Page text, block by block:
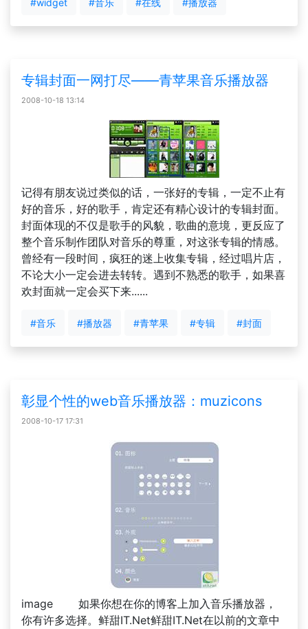
#widget #音乐 #在线 #播放器
专辑封面一网打尽——青苹果音乐播放器
2008-10-18 13:14
记得有朋友说过类似的话，一张好的专辑，一定不止有
好的音乐，好的歌手，肯定还有精心设计的专辑封面。
封面体现的不仅是歌手的风貌，歌曲的意境，更反应了
整个音乐制作团队对音乐的尊重，对这张专辑的情感。
曾经有一段时间，疯狂的迷上收集专辑，经过唱片店，
不论大小一定会进去转转。遇到不熟悉的歌手，如果喜
欢封面就一定会买下来......
#音乐 #播放器 #青苹果 #专辑 #封面
彰显个性的web音乐播放器：muzicons
2008-10-17 17:31
image 如果你想在你的博客上加入音乐播放器，
你有许多选择。鲜甜IT.Net鲜甜IT.Net在以前的文章中